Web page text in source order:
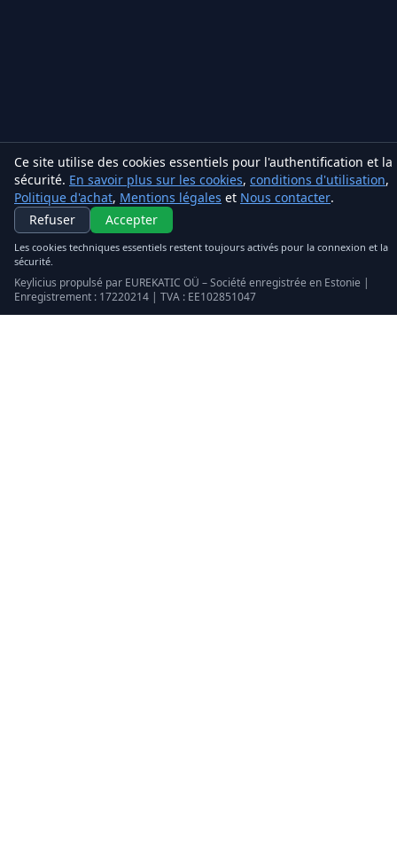
Ce site utilise des cookies essentiels pour l'authentification et la
sécurité. En savoir plus sur les cookies, conditions d'utilisation,
Politique d'achat, Mentions légales et Nous contacter.
Refuser
Accepter
Les cookies techniques essentiels restent toujours activés pour la connexion et la
sécurité.
Keylicius propulsé par EUREKATIC OÜ – Société enregistrée en Estonie |
Enregistrement : 17220214 | TVA : EE102851047
Keylicius
Eurekatic OÜ
Sepapaja tn 6, Tallinn, Estonia
VAT: EE102851047
Registre du commerce : 17220214